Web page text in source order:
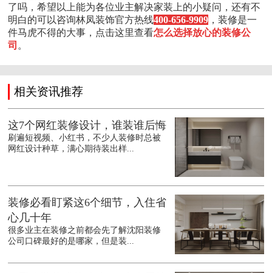
了吗，希望以上能为各位业主解决家装上的小疑问，还有不
明白的可以咨询林凤装饰官方热线400-656-9909 ，装修是一
件马虎不得的大事，点击这里查看怎么选择放心的装修公
司 。
相关资讯推荐
这7个网红装修设计，谁装谁后悔
刷遍短视频、小红书，不少人装修时总被
网红设计种草，满心期待装出样...
装修必看盯紧这6个细节，入住省
心几十年
很多业主在装修之前都会先了解沈阳装修
公司口碑最好的是哪家，但是装...